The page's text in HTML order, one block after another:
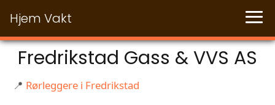
Hjem Vakt
Fredrikstad Gass & VVS AS
📍 Rørleggere i Fredrikstad